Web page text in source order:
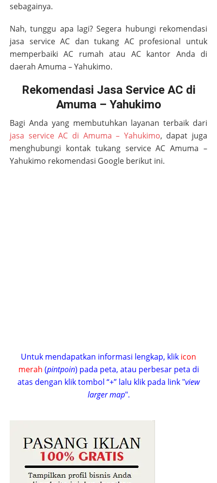
sebagainya.
Nah, tunggu apa lagi? Segera hubungi rekomendasi
jasa service AC dan tukang AC profesional untuk
memperbaiki AC rumah atau AC kantor Anda di
daerah Amuma – Yahukimo.
Rekomendasi Jasa Service AC di
Amuma – Yahukimo
Bagi Anda yang membutuhkan layanan terbaik dari
jasa service AC di Amuma – Yahukimo, dapat juga
menghubungi kontak tukang service ACAmuma –
Yahukimo rekomendasi Google berikut ini.
Untuk mendapatkan informasi lengkap, klik icon
merah (pintpoin) pada peta, atau perbesar peta di
atas dengan klik tombol “+” lalu klik pada link "view
larger map".